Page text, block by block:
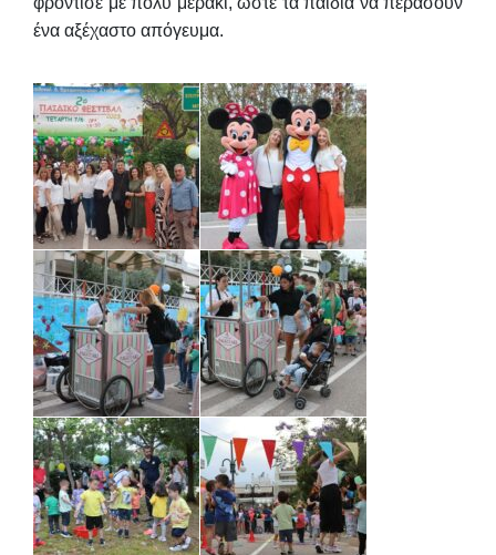
ένα αξέχαστο απόγευμα.